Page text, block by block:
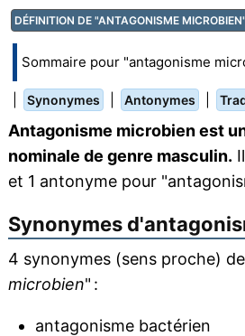
DÉFINITION DE "ANTAGONISME
Sommaire pour "antagonisme
Synonymes Antonymes
Antagonisme microbien est
nominale de genre masculin.
et 1 antonyme pour
Synonymes d'
4 synonymes (sens proche)
microbien" :
antagonisme bactérien